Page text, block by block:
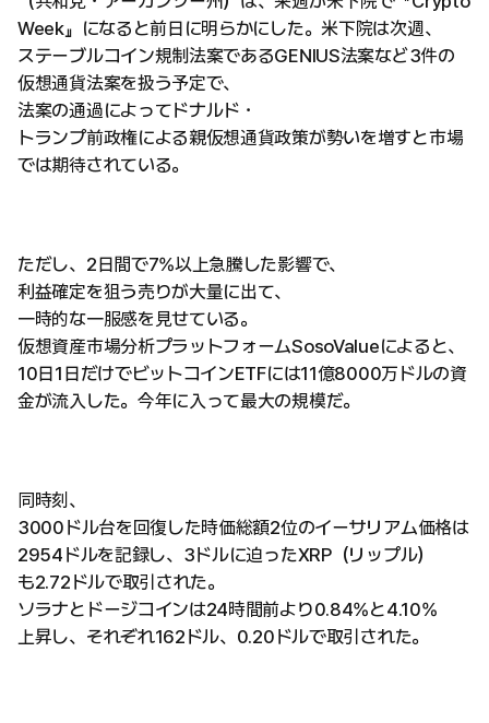
Week』になると前日に明らかにした。米下院は次週、
ステーブルコイン規制法案であるGENIUS法案など3件の
仮想通貨法案を扱う予定で、
法案の通過によってドナルド・
トランプ前政権による親仮想通貨政策が勢いを増すと市場
では期待されている。
ただし、2日間で7%以上急騰した影響で、
利益確定を狙う売りが大量に出て、
一時的な一服感を見せている。
仮想資産市場分析プラットフォームSosoValueによると、
10日1日だけでビットコインETFには11億8000万ドルの資
金が流入した。今年に入って最大の規模だ。
同時刻、
3000ドル台を回復した時価総額2位のイーサリアム価格は
2954ドルを記録し、3ドルに迫ったXRP（リップル）
も2.72ドルで取引された。
ソラナとドージコインは24時間前より0.84%と4.10%
上昇し、それぞれ162ドル、0.20ドルで取引された。